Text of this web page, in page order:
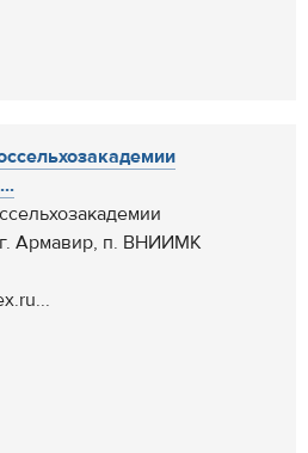
Армавир, п. ВНИИМК